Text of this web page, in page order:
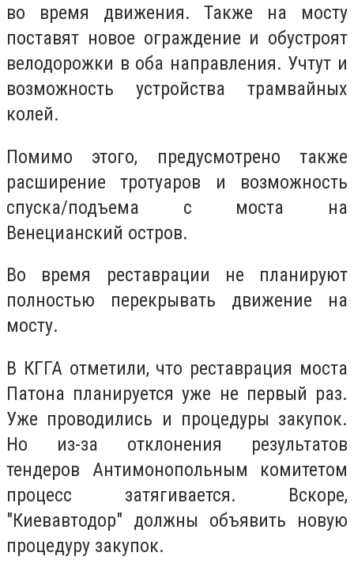
во время движения. Также на мосту
поставят новое ограждение и обустроят
велодорожки в оба направления. Учтут и
возможность устройства трамвайных
колей.
Помимо этого, предусмотрено также
расширение тротуаров и возможность
спуска/подъема с моста на
Венецианский остров.
Во время реставрации не планируют
полностью перекрывать движение на
мосту.
В КГГА отметили, что реставрация моста
Патона планируется уже не первый раз.
Уже проводились и процедуры закупок.
Но из-за отклонения результатов
тендеров Антимонопольным комитетом
процесс затягивается. Вскоре,
"Киевавтодор" должны объявить новую
процедуру закупок.